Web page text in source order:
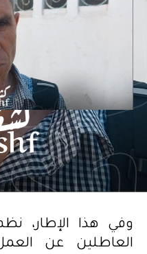
وفي هذا الإطار،
العاطلين عن